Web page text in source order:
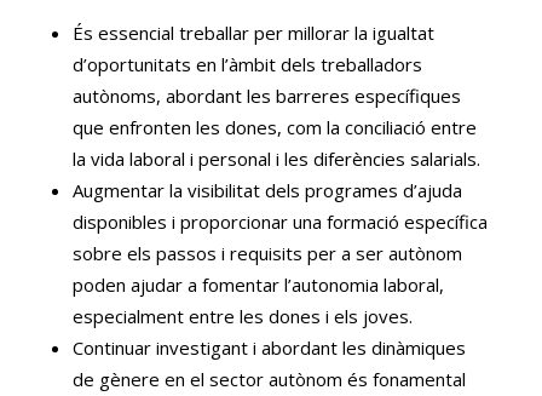
És essencial treballar per millorar la igualtat
d’oportunitats en l’àmbit dels treballadors
autònoms, abordant les barreres específiques
que enfronten les dones, com la conciliació entre
la vida laboral i personal i les diferències salarials.
Augmentar la visibilitat dels programes d’ajuda
disponibles i proporcionar una formació específica
sobre els passos i requisits per a ser autònom
poden ajudar a fomentar l’autonomia laboral,
especialment entre les dones i els joves.
Continuar investigant i abordant les dinàmiques
de gènere en el sector autònom és fonamental